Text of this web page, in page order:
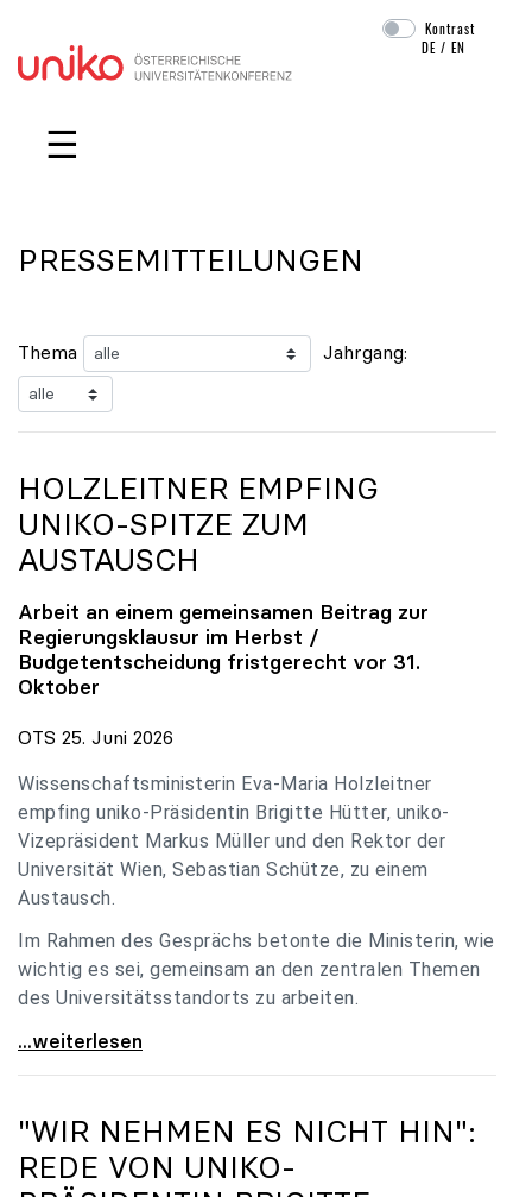
Navigation überspringen
Kontrast
DE /EN
☰
PRESSEMITTEILUNGEN
Thema Jahrgang:
HOLZLEITNER EMPFING
UNIKO-SPITZE ZUM
AUSTAUSCH
Arbeit an einem gemeinsamen Beitrag zur
Regierungsklausur im Herbst /
Budgetentscheidung fristgerecht vor 31.
Oktober
OTS 25. Juni 2026
Wissenschaftsministerin Eva-Maria Holzleitner
empfing uniko-Präsidentin Brigitte Hütter, uniko-
Vizepräsident Markus Müller und den Rektor der
Universität Wien, Sebastian Schütze, zu einem
Austausch.
Im Rahmen des Gesprächs betonte die Ministerin, wie
wichtig es sei, gemeinsam an den zentralen Themen
des Universitätsstandorts zu arbeiten.
Holzleitner empfing uniko-Spitze zum Austausch
...weiterlesen
"WIR NEHMEN ES NICHT HIN":
REDE VON UNIKO-